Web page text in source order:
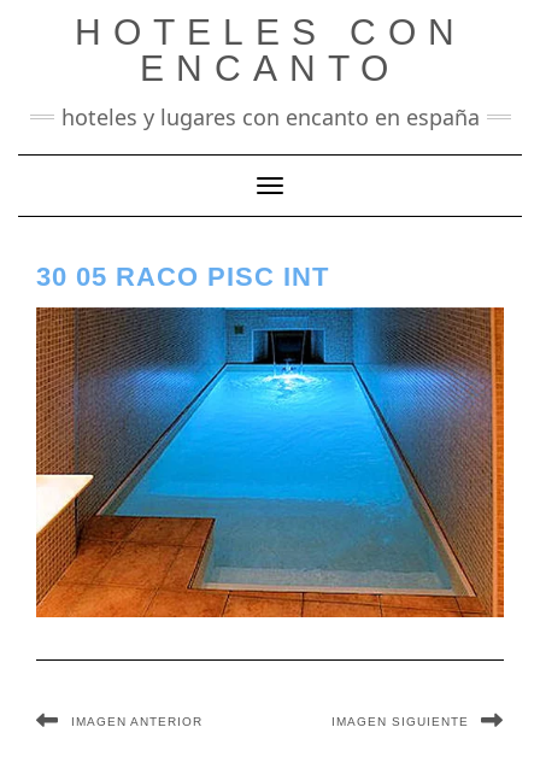
HOTELES CON
ENCANTO
hoteles y lugares con encanto en españa
Cambiar modo de navegación
30 05 RACO PISC INT
IMAGEN ANTERIOR IMAGEN SIGUIENTE